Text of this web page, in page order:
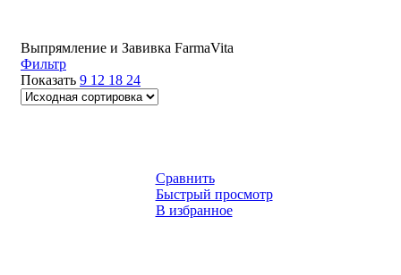
Выпрямление и Завивка FarmaVita
Фильтр
Показать 9 12 18 24
Сравнить
Быстрый просмотр
В избранное